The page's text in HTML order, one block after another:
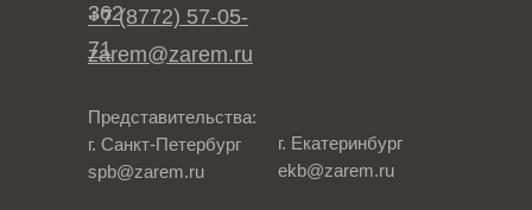
+7 (8772) 57-05-
71
zarem@zarem.ru
362
Представительства:
г. Санкт-Петербург
spb@zarem.ru
г. Екатеринбург
ekb@zarem.ru